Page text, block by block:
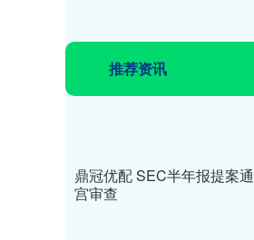
推荐资讯
鼎冠优配 SEC半年报提案
宫审查